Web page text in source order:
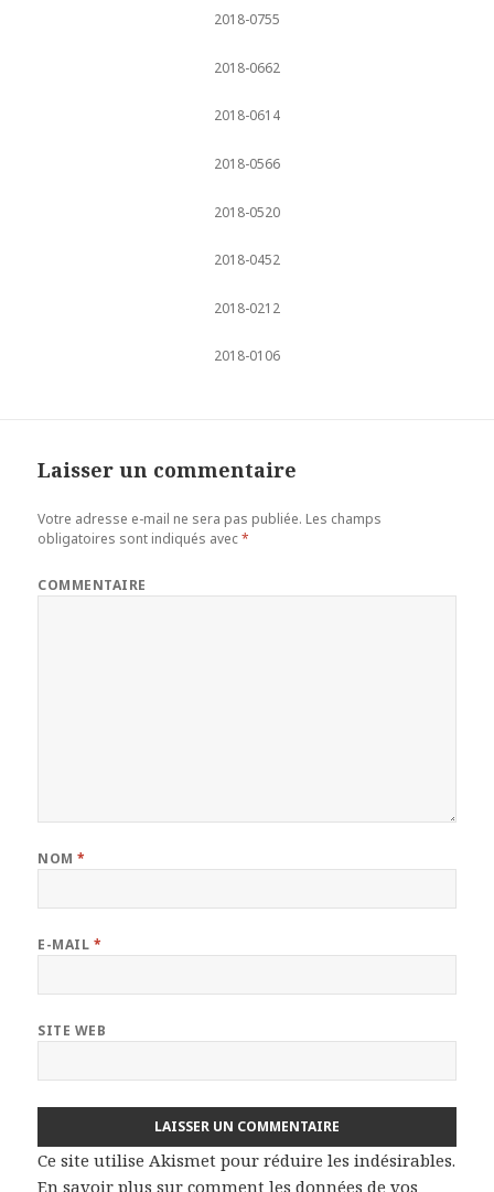
2018-0755
2018-0662
2018-0614
2018-0566
2018-0520
2018-0452
2018-0212
2018-0106
Laisser un commentaire
Votre adresse e-mail ne sera pas publiée. Les champs
obligatoires sont indiqués avec*
COMMENTAIRE
NOM*
E-MAIL *
SITE WEB
Ce site utilise Akismet pour réduire les indésirables.
En savoir plus sur comment les données de vos